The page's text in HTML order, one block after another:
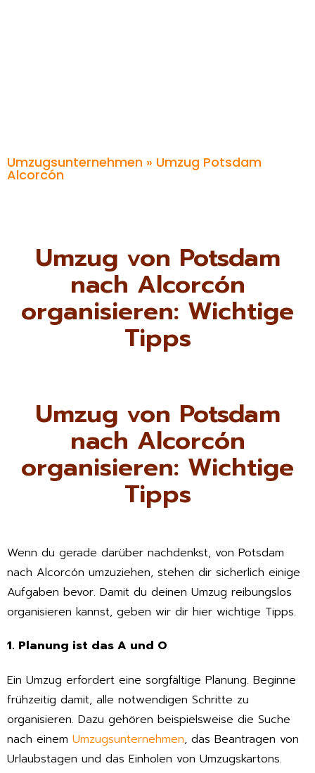
Umzugsunternehmen » Umzug Potsdam
Alcorcón
Umzug von Potsdam
nach Alcorcón
organisieren: Wichtige
Tipps
Umzug von Potsdam
nach Alcorcón
organisieren: Wichtige
Tipps
Wenn du gerade darüber nachdenkst, von Potsdam
nach Alcorcón umzuziehen, stehen dir sicherlich einige
Aufgaben bevor. Damit du deinen Umzug reibungslos
organisieren kannst, geben wir dir hier wichtige Tipps.
1. Planung ist das A und O
Ein Umzug erfordert eine sorgfältige Planung. Beginne
frühzeitig damit, alle notwendigen Schritte zu
organisieren. Dazu gehören beispielsweise die Suche
nach einem Umzugsunternehmen, das Beantragen von
Urlaubstagen und das Einholen von Umzugskartons.